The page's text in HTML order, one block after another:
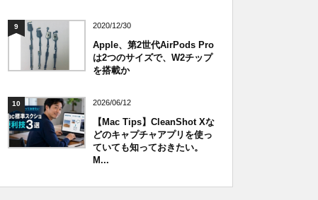
9 2020/12/30
Apple、第2世代AirPods Pro
は2つのサイズで、W2チップ
を搭載か
10 2026/06/12
【Mac Tips】CleanShot Xな
どのキャプチャアプリを使っ
ていても知っておきたい。
M...